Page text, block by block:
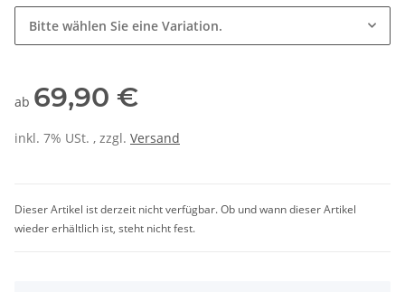
Bitte wählen Sie eine Variation.
ab 69,90 €
inkl. 7% USt. , zzgl. Versand
Dieser Artikel ist derzeit nicht verfügbar. Ob und wann dieser Artikel
wieder erhältlich ist, steht nicht fest.